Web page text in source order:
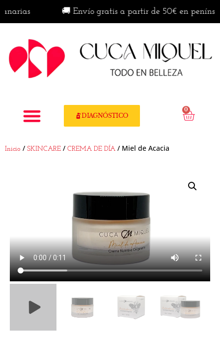
🚚 Envío gratis a partir de 50€ en península ·
DIAGNÓSTICO
0
Inicio / SKINCARE / CREMA DE DÍA / Miel de Acacia